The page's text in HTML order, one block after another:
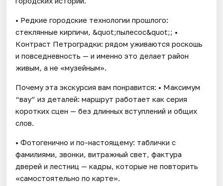
• Редкие городские технологии прошлого:
стеклянные кирпичи, &quot;пылесос&quot;; •
Контраст Петроградки: рядом уживаются роскошь
и повседневность — и именно это делает район
живым, а не «музейным».
Почему эта экскурсия вам понравится: • Максимум
“вау” из деталей: маршрут работает как серия
коротких сцен — без длинных вступлений и общих
слов.
• Фотогенично и по-настоящему: таблички с
фамилиями, звонки, витражный свет, фактура
дверей и лестниц — кадры, которые не повторить
«самостоятельно по карте».